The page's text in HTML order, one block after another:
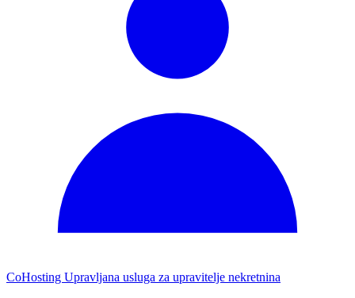
CoHosting Upravljana usluga za upravitelje nekretnina